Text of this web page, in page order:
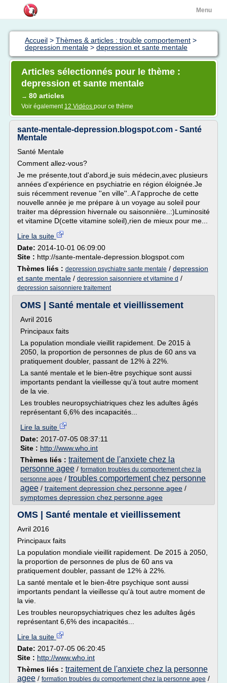
Menu
Accueil > Thèmes & articles : trouble comportement >
depression mentale > depression et sante mentale
Articles sélectionnés pour le thème :
depression et sante mentale
→ 80 articles
Voir également 12 Vidéos pour ce thème
sante-mentale-depression.blogspot.com - Santé
Mentale
Santé Mentale
Comment allez-vous?
Je me présente,tout d'abord,je suis médecin,avec plusieurs
années d'expérience en psychiatrie en région éloignée.Je
suis récemment revenue ''en ville''..A l'approche de cette
nouvelle année je me prépare à un voyage au soleil pour
traiter ma dépression hivernale ou saisonnière..:)Luminosité
et vitamine D(cette vitamine soleil),rien de mieux pour me...
Lire la suite
Date: 2014-10-01 06:09:00
Site : http://sante-mentale-depression.blogspot.com
Thèmes liés : depression psychiatre sante mentale / depression
et sante mentale / depression saisonniere et vitamine d /
depression saisonniere traitement
OMS | Santé mentale et vieillissement
Avril 2016
Principaux faits
La population mondiale vieillit rapidement. De 2015 à
2050, la proportion de personnes de plus de 60 ans va
pratiquement doubler, passant de 12% à 22%.
La santé mentale et le bien-être psychique sont aussi
importants pendant la vieillesse qu'à tout autre moment
de la vie.
Les troubles neuropsychiatriques chez les adultes âgés
représentant 6,6% des incapacités...
Lire la suite
Date: 2017-07-05 08:37:11
Site : http://www.who.int
Thèmes liés : traitement de l'anxiete chez la
personne agee / formation troubles du comportement chez la
personne agee / troubles comportement chez personne
agee / traitement depression chez personne agee /
symptomes depression chez personne agee
OMS | Santé mentale et vieillissement
Avril 2016
Principaux faits
La population mondiale vieillit rapidement. De 2015 à 2050,
la proportion de personnes de plus de 60 ans va
pratiquement doubler, passant de 12% à 22%.
La santé mentale et le bien-être psychique sont aussi
importants pendant la vieillesse qu'à tout autre moment de
la vie.
Les troubles neuropsychiatriques chez les adultes âgés
représentant 6,6% des incapacités...
Lire la suite
Date: 2017-07-05 06:20:45
Site : http://www.who.int
Thèmes liés : traitement de l'anxiete chez la personne
agee / formation troubles du comportement chez la personne agee /